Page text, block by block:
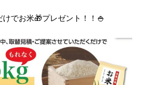
でお米🎁プレゼント！！🍚